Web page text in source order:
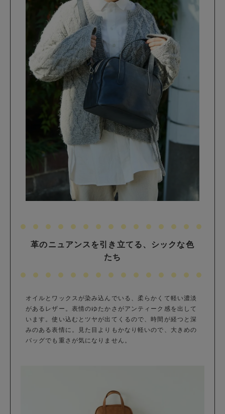
革のニュアンスを引き立てる、シックな色
たち
オイルとワックスが染み込んでいる、柔らかくて軽い濃淡
があるレザー。表情のゆたかさがアンティーク感を出して
います。使い込むとツヤが出てくるので、時間が経つと深
みのある表情に。見た目よりもかなり軽いので、大きめの
バッグでも重さが気になりません。